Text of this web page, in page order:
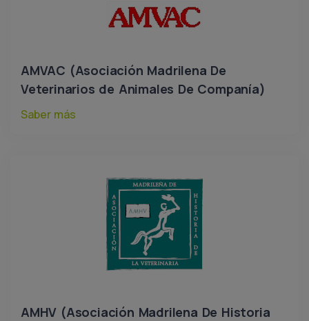
AMVAC (Asociación Madrilena De
Veterinarios de Animales De Companía)
Saber más
AMHV (Asociación Madrilena De Historia